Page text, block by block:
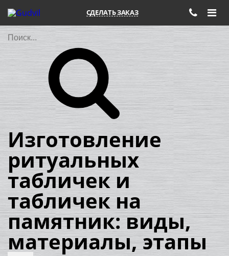
СДЕЛАТЬ ЗАКАЗ
Поиск
Изготовление
ритуальных
табличек и
табличек на
памятник: виды,
материалы, этапы